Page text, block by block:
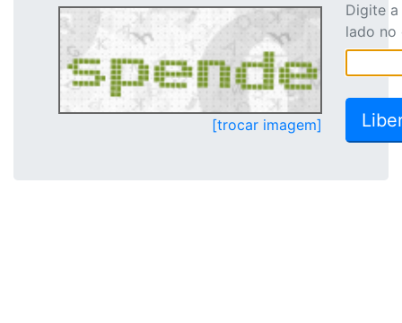
[trocar imagem]
Digite
lado no